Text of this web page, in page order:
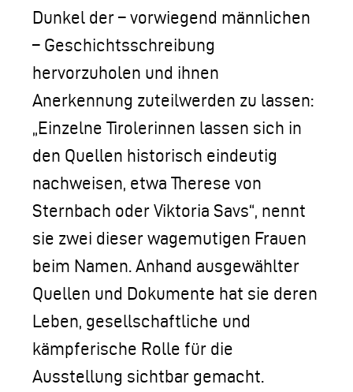
Dunkel der – vorwiegend männlichen
– Geschichtsschreibung
hervorzuholen und ihnen
Anerkennung zuteilwerden zu lassen:
„Einzelne Tirolerinnen lassen sich in
den Quellen historisch eindeutig
nachweisen, etwa Therese von
Sternbach oder Viktoria Savs“, nennt
sie zwei dieser wagemutigen Frauen
beim Namen. Anhand ausgewählter
Quellen und Dokumente hat sie deren
Leben, gesellschaftliche und
kämpferische Rolle für die
Ausstellung sichtbar gemacht.